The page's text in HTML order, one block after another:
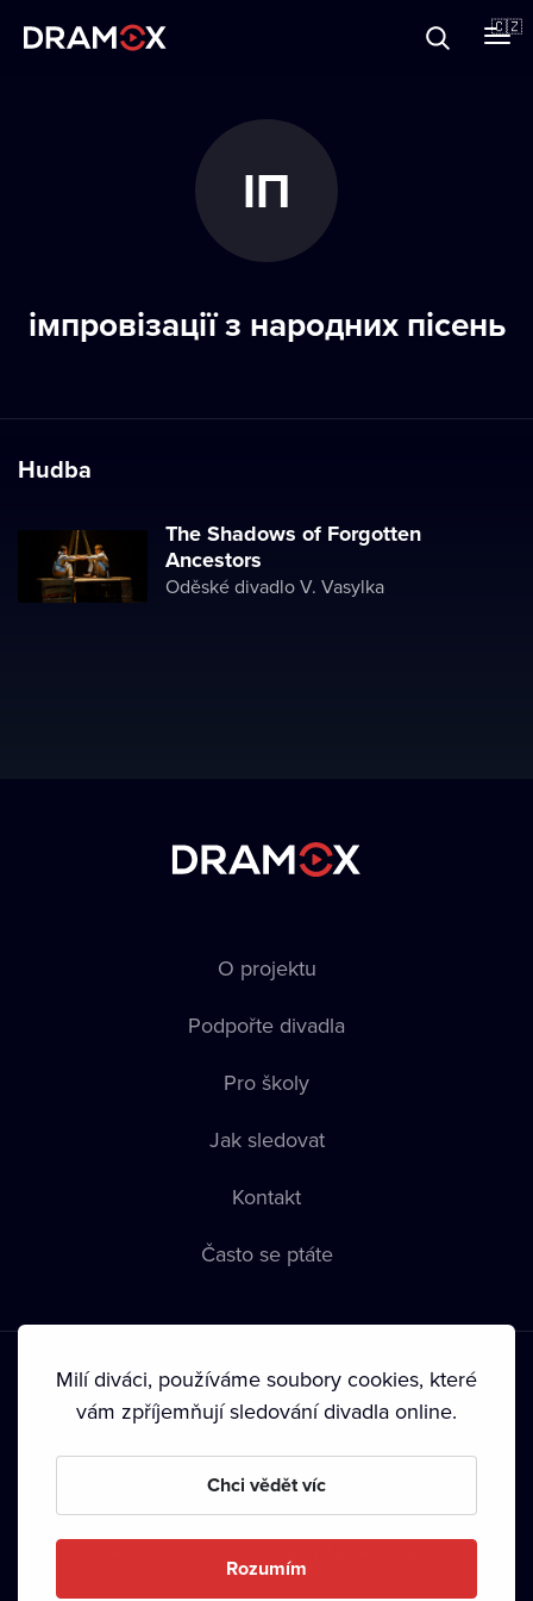
🇨🇿
ІП
імпровізації з народних пісень
Hudba
The Shadows of Forgotten
Ancestors
Oděské divadlo V. Vasylka
O projektu
Podpořte divadla
Pro školy
Jak sledovat
Kontakt
Často se ptáte
Podmínky používání • Ochrana soukromí • Zásady používání
• Autorská práva•
Milí diváci, používáme soubory cookies, které
vám zpříjemňují sledování divadla online.
Chci vědět víc
Rozumím